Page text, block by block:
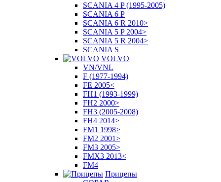
SCANIA 4 P (1995-2005)
SCANIA 6 P
SCANIA 6 R 2010>
SCANIA 5 P 2004>
SCANIA 5 R 2004>
SCANIA S
VOLVO
VN/VNL
F (1977-1994)
FE 2005<
FH1 (1993-1999)
FH2 2000>
FH3 (2005-2008)
FH4 2014>
FM1 1998>
FM2 2001>
FM3 2005>
FMX3 2013<
FM4
Прицепы